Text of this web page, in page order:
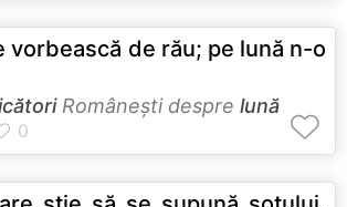
vorbească de rău; pe lună n-o
Româneşti despre lună